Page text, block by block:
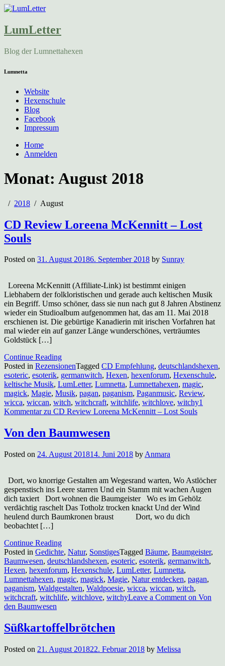
LumLetter
Blog der Lumnettahexen
Lumnetta
Website
Hexenschule
Blog
Facebook
Impressum
Home
Anmelden
Monat: August 2018
2018 August
CD Review Loreena McKennitt – Lost
Souls
Posted on 31. August 20186. September 2018 by Sunray
Loreena McKennitt (Affiliate-Link) ist bestimmt einigen
Liebhabern der folkloristischen und gerade auch keltischen Musik
ein Begriff. Umso schöner, dass sie nun nach gut 8 Jahren Abstinenz
wieder ein Studioalbum aufgenommen hat, das am 11. Mai 2018
erschienen ist. Die gebürtige Kanadierin mit irischen Vorfahren hat
mal wieder ein auf ganzer Länge wunderschönes, verträumtes
Goldstück […]
Continue Reading
Posted in RezensionenTagged CD Empfehlung, deutschlandshexen,
esoteric, esoterik, germanwitch, Hexen, hexenforum, Hexenschule,
keltische Musik, LumLetter, Lumnetta, Lumnettahexen, magic,
magick, Magie, Musik, pagan, paganism, Paganmusic, Review,
wicca, wiccan, witch, witchcraft, witchlife, witchlove, witchy1
Kommentarzu CD Review Loreena McKennitt – Lost Souls
Von den Baumwesen
Posted on 24. August 201814. Juni 2018 by Anmara
Dort, wo knorrige Gestalten am Wegesrand warten, Wo Astlöcher
gespenstisch ins Leere starren Und ein Stamm mit wachen Augen
dich taxiert Dort wohnen die Baumgeister Wo es im Gehölz
verdächtig raschelt Das Totholz trocken knackt Und der Wind
heulend durch Baumkronen braust Dort, wo du dich
beobachtet […]
Continue Reading
Posted in Gedichte, Natur, SonstigesTagged Bäume, Baumgeister,
Baumwesen, deutschlandshexen, esoteric, esoterik, germanwitch,
Hexen, hexenforum, Hexenschule, LumLetter, Lumnetta,
Lumnettahexen, magic, magick, Magie, Natur entdecken, pagan,
paganism, Waldgestalten, Waldpoesie, wicca, wiccan, witch,
witchcraft, witchlife, witchlove, witchyLeave a Comment on Von
den Baumwesen
Süßkartoffelbrötchen
Posted on 21. August 201822. Februar 2018 by Melissa